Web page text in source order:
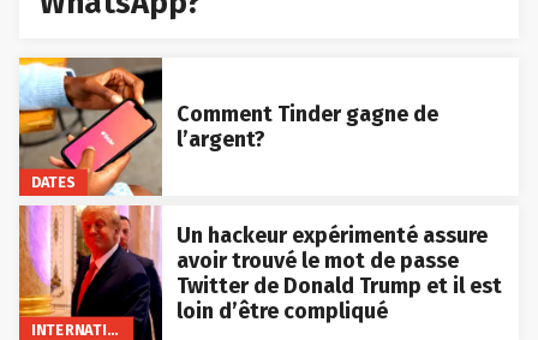
DATES
Comment Tinder gagne de
l’argent?
INTERNATIONAL
Un hackeur expérimenté assure
avoir trouvé le mot de passe
Twitter de Donald Trump et il est
loin d’être compliqué